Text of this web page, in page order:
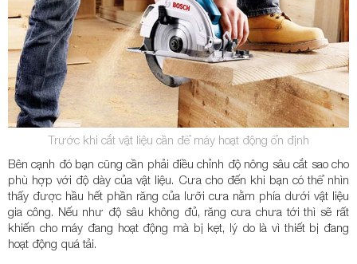
Trước khi cắt vật liệu cần để máy hoạt động ổn định
Bên cạnh đó bạn cũng cần phải điều chỉnh độ nông sâu cắt sao cho
phù hợp với độ dày của vật liệu. Cưa cho đến khi bạn có thể nhìn
thấy được hầu hết phần răng của lưỡi cưa nằm phía dưới vật liệu
gia công. Nếu như độ sâu không đủ, răng cưa chưa tới thì sẽ rất
khiến cho máy đang hoạt động mà bị kẹt, lý do là vì thiết bị đang
hoạt động quá tải.